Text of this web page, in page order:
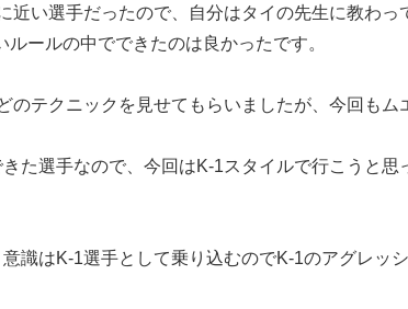
い選手だったので、自分はタイの先生に教わっ
ールの中でできたのは良かったです。
のテクニックを見せてもらいましたが、今回も
た選手なので、今回はK-1スタイルで行こうと思
識はK-1選手として乗り込むのでK-1のアグレッシ